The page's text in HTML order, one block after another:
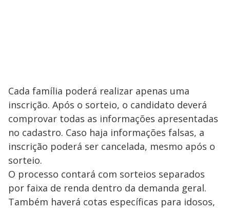
Cada família poderá realizar apenas uma
inscrição. Após o sorteio, o candidato deverá
comprovar todas as informações apresentadas
no cadastro. Caso haja informações falsas, a
inscrição poderá ser cancelada, mesmo após o
sorteio.
O processo contará com sorteios separados
por faixa de renda dentro da demanda geral.
Também haverá cotas específicas para idosos,